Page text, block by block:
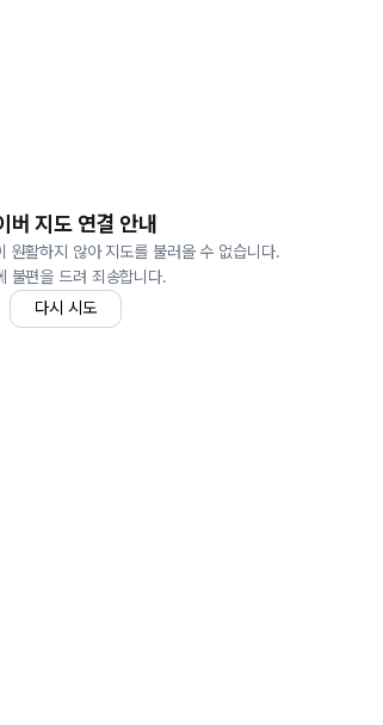
버 지도 연결 안내
원활하지 않아 지도를 불러올 수 없습니다.
불편을 드려 죄송합니다.
다시 시도